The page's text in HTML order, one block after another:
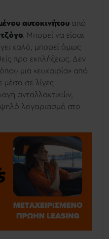
αυτοκινήτουαπό
τζόγο . Μπορεί να είσαι
καλό, μπορεί όμως
προ εκπλήξεως. Δεν
όπου μια «ευκαιρία» από
μέσα σε λίγες
ανταλλακτικών,
λογαριασμό στο